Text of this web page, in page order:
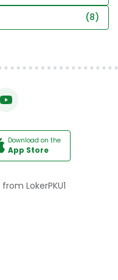
(8)
Download on the
App Store
from LokerPKU1